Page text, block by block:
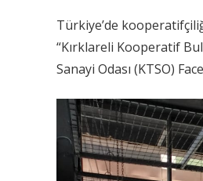
Türkiye’de
“Kırklareli Kooperatif
Sanayi Odası (KTSO)